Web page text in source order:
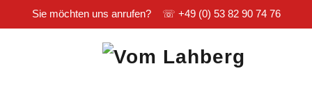
Sie möchten uns anrufen? ☏ +49 (0) 53 82 90 74 76